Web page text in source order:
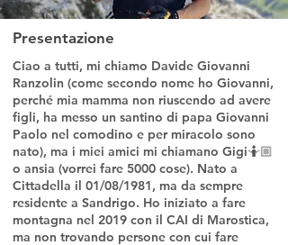
Presentazione
Ciao a tutti, mi chiamo Davide Giovanni
Ranzolin (come secondo nome ho Giovanni,
perché mia mamma non riuscendo ad avere
figli, ha messo un santino di papa Giovanni
Paolo nel comodino e per miracolo sono
nato), ma i miei amici mi chiamano Gigi🤷🏼
o ansia (vorrei fare 5000 cose). Nato a
Cittadella il 01/08/1981, ma da sempre
residente a Sandrigo. Ho iniziato a fare
montagna nel 2019 con il CAI di Marostica,
ma non trovando persone con cui fare